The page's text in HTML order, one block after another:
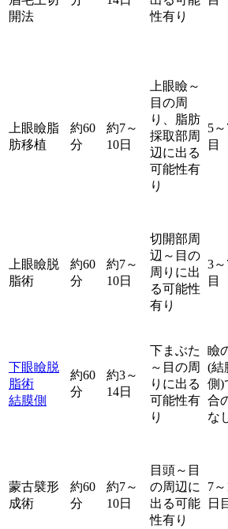
開法
性有り
上眼瞼脂
肪移植
約60
分
約7～
10日
上眼瞼～
目の周
り、脂肪
採取部周
辺に出る
可能性有
り
5～
目
上眼瞼脱
脂術
約60
分
約7～
10日
切開部周
辺～目の
周りに出
る可能性
有り
3～
目
下眼瞼脱
脂術
結膜側
約60
分
約3～
14日
下まぶた
～目の周
りに出る
可能性有
り
瞼
(結
側)
合
な
蒙古襞形
成術
約60
分
約7～
10日
目頭～目
の周辺に
出る可能
性有り
7
日